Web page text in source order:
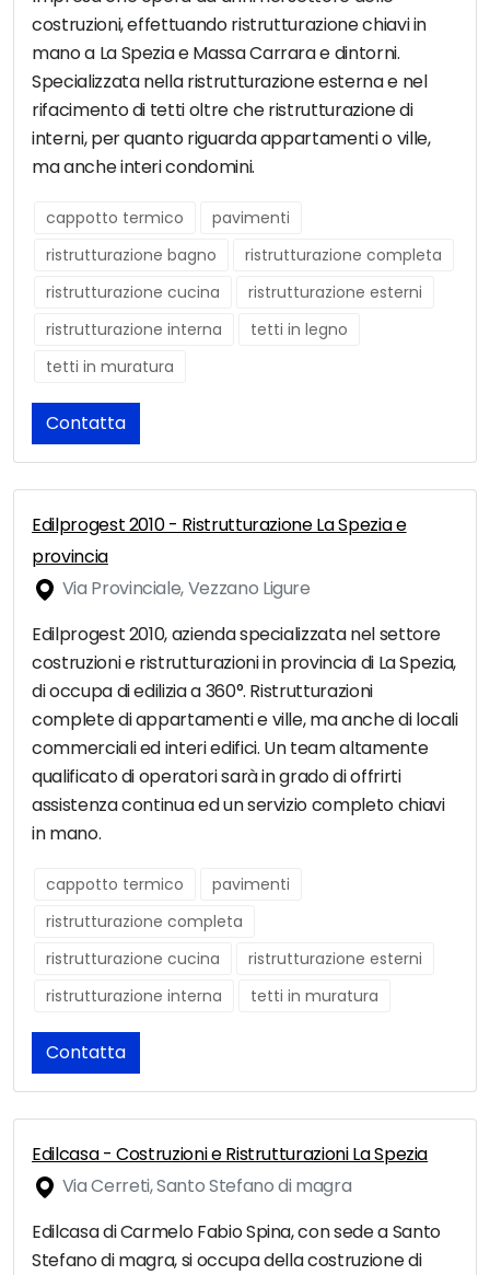
costruzioni, effettuando ristrutturazione chiavi in
mano a La Spezia e Massa Carrara e dintorni.
Specializzata nella ristrutturazione esterna e nel
rifacimento di tetti oltre che ristrutturazione di
interni, per quanto riguarda appartamenti o ville,
ma anche interi condomini.
cappotto termico
pavimenti
ristrutturazione bagno
ristrutturazione completa
ristrutturazione cucina
ristrutturazione esterni
ristrutturazione interna
tetti in legno
tetti in muratura
Contatta
Edilprogest 2010 - Ristrutturazione La Spezia e
provincia
Via Provinciale, Vezzano Ligure
Edilprogest 2010, azienda specializzata nel settore
costruzioni e ristrutturazioni in provincia di La Spezia,
di occupa di edilizia a 360°. Ristrutturazioni
complete di appartamenti e ville, ma anche di locali
commerciali ed interi edifici. Un team altamente
qualificato di operatori sarà in grado di offrirti
assistenza continua ed un servizio completo chiavi
in mano.
cappotto termico
pavimenti
ristrutturazione completa
ristrutturazione cucina
ristrutturazione esterni
ristrutturazione interna
tetti in muratura
Contatta
Edilcasa - Costruzioni e Ristrutturazioni La Spezia
Via Cerreti, Santo Stefano di magra
Edilcasa di Carmelo Fabio Spina, con sede a Santo
Stefano di magra, si occupa della costruzione di